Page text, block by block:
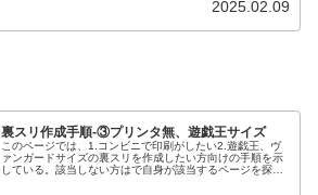
2025.02.09
裏スリ作成手順-③プリンタ無、遊戯王サイズ
このページでは、1.コンビニで印刷がしたい2.遊戯王、ヴ
ァンガードサイズの裏スリを作成したい方向けの手順を示
している。該当しない方はで自身が該当するページを探し